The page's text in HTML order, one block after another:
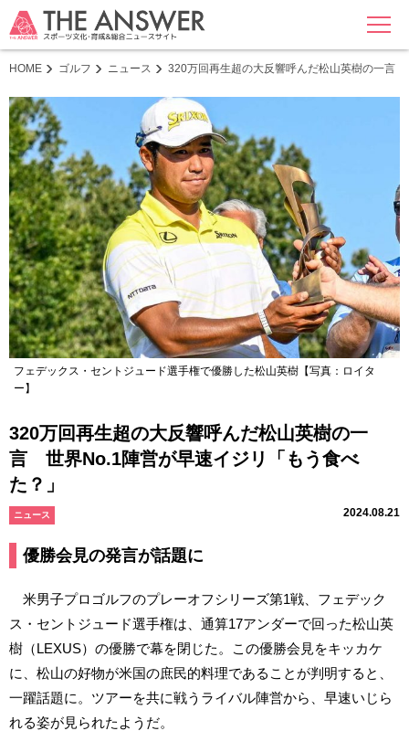
MENU
HOME ゴルフ ニュース 320万回再生超の大反響呼んだ松山英樹の一言
フェデックス・セントジュード選手権で優勝した松山英樹【写真：ロイタ
ー】
320万回再生超の大反響呼んだ松山英樹の一
言 世界No.1陣営が早速イジリ「もう食べ
た？」
ニュース 2024.08.21
優勝会見の発言が話題に
米男子プロゴルフのプレーオフシリーズ第1戦、フェデック
ス・セントジュード選手権は、通算17アンダーで回った松山英
樹（LEXUS）の優勝で幕を閉じた。この優勝会見をキッカケ
に、松山の好物が米国の庶民的料理であることが判明すると、
一躍話題に。ツアーを共に戦うライバル陣営から、早速いじら
れる姿が見られたようだ。